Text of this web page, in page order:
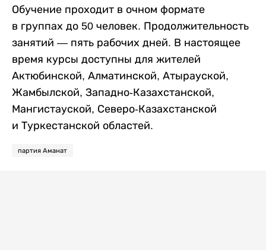
Обучение проходит в очном формате
в группах до 50 человек. Продолжительность
занятий — пять рабочих дней. В настоящее
время курсы доступны для жителей
Актюбинской, Алматинской, Атырауской,
Жамбылской, Западно-Казахстанской,
Мангистауской, Северо-Казахстанской
и Туркестанской областей.
партия Аманат